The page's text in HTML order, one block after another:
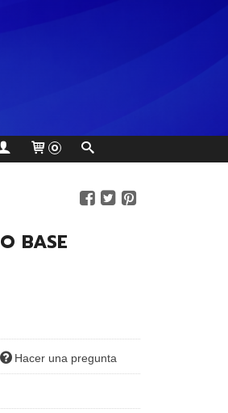
0
BASE
Hacer una pregunta